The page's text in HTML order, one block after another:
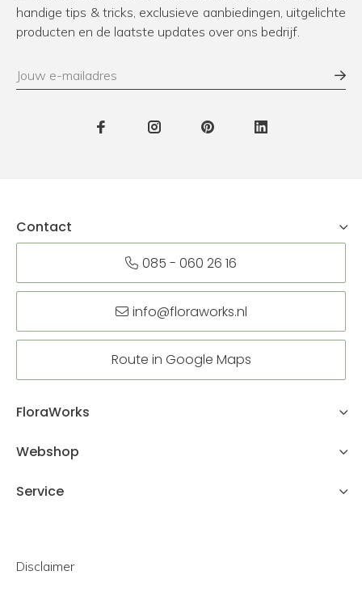
handige tips & tricks, exclusieve aanbiedingen, uitgelichte
producten en de laatste updates over ons bedrijf.
Contact
085 - 060 26 16
info@floraworks.nl
Route in Google Maps
FloraWorks
Webshop
Service
Disclaimer